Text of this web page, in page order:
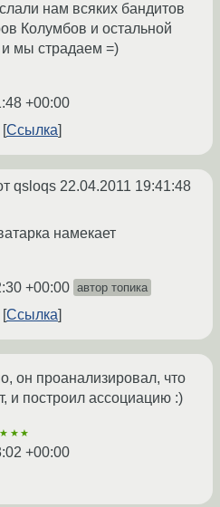
нам всяких бандитов
Колумбов и остальной
и мы страдаем =)
+00:00
Ссылка
qsloqs 22.04.2011 19:41:48
намекает
+00:00 автор топика
Ссылка
он проанализировал, что
и построил ассоциацию :)
+00:00